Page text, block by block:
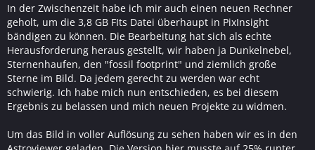
In der Zwischenzeit habe ich mir auch einen neuen Rechner
geholt, um die 3,8 GB FIts Datei überhaupt in PixInsight
bändigen zu können. Die Bearbeitung hat sich als echte
Herausforderung heraus gestellt, wir haben ja Dunkelnebel,
Sternenhaufen, den "fossil footprint" und ziemlich große
Sterne im Bild. Da jedem gerecht zu werden war echt
schwierig. Ich habe mich nun entschieden, es bei diesem
Ergebnis zu belassen und mich neuen Projekte zu widmen.
Um das Bild in voller Auflösung zu sehen haben wir es in den